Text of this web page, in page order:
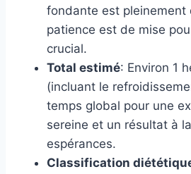
fondante est pleinement
patience est de mise
crucial.
Total estimé: Environ 1
(incluant le
temps global pour une
sereine et un résultat à
espérances.
Classification